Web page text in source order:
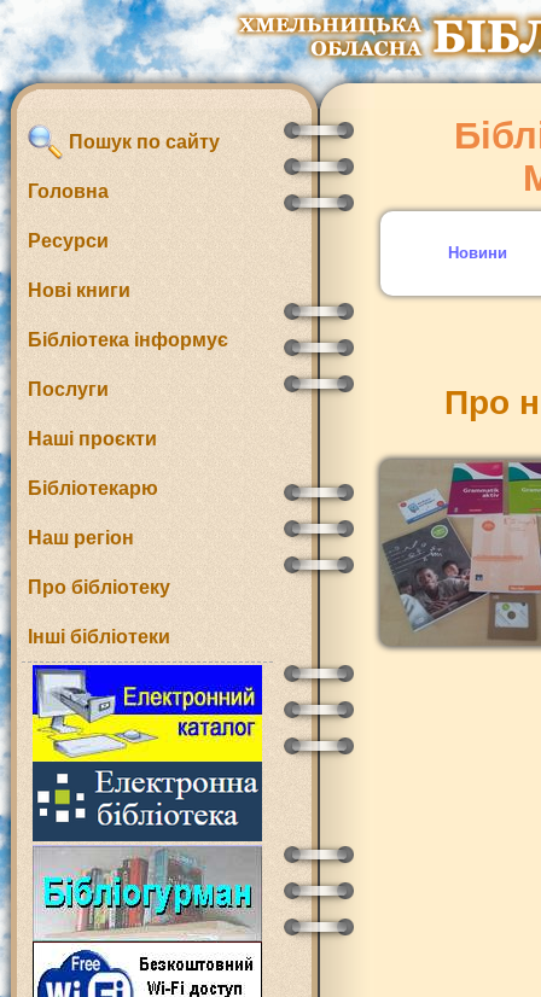
Пошук по сайту
Головна
Ресурси
Нові книги
Бібліотека інформує
Послуги
Наші проєкти
Бібліотекарю
Наш регіон
Про бібліотеку
Інші бібліотеки
Новини
Про